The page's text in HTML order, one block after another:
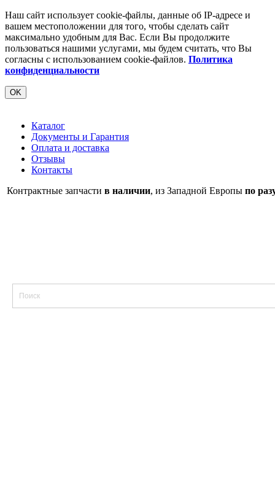
Наш сайт использует cookie-файлы, данные об IP-адресе и
вашем местоположении для того, чтобы сделать сайт
максимально удобным для Вас. Если Вы продолжите
пользоваться нашими услугами, мы будем считать, что Вы
согласны с использованием cookie-файлов. Политика
конфиденциальности
OK
Каталог
Документы и Гарантия
Оплата и доставка
Отзывы
Контакты
Контрактные запчасти в наличии, из Западной Европы по